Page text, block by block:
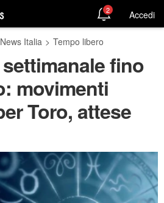
2 Accedi
Italia > Tempo libero
fino
movimenti
Toro, attese